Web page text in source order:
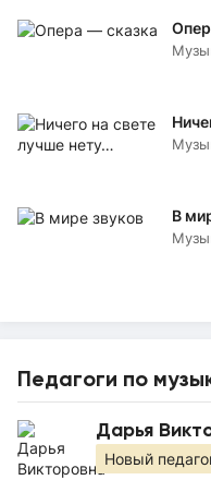
В
Педагоги по
Дарья
Новый